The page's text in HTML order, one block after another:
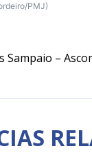
PMJ)
Sampaio –